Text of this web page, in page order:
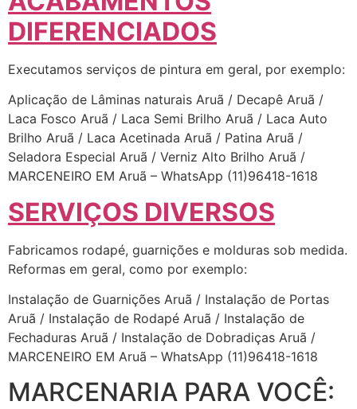
DIFERENCIADOS
Executamos serviços de pintura em geral, por exemplo:
Aplicação de Lâminas naturais Aruã / Decapê Aruã /
Laca Fosco Aruã / Laca Semi Brilho Aruã / Laca Auto
Brilho Aruã / Laca Acetinada Aruã / Patina Aruã /
Seladora Especial Aruã / Verniz Alto Brilho Aruã /
MARCENEIRO EM Aruã – WhatsApp (11)96418-1618
SERVIÇOS DIVERSOS
Fabricamos rodapé, guarnições e molduras sob medida.
Reformas em geral, como por exemplo:
Instalação de Guarnições Aruã / Instalação de Portas
Aruã / Instalação de Rodapé Aruã / Instalação de
Fechaduras Aruã / Instalação de Dobradiças Aruã /
MARCENEIRO EM Aruã – WhatsApp (11)96418-1618
MARCENARIA PARA VOCÊ: